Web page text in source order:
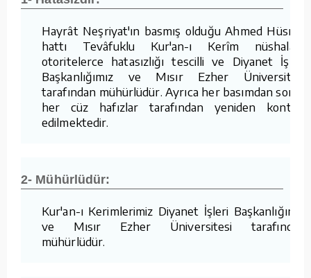
Hayrât Neşriyat'ın basmış olduğu Ahmed Hüsrev
hattı Tevâfuklu Kur'an-ı Kerîm nüshaları,
otoritelerce hatasızlığı tescilli ve Diyanet İşleri
Başkanlığımız ve Mısır Ezher Üniversitesi
tarafından mühürlüdür. Ayrıca her basımdan sonra
her cüz hafızlar tarafından yeniden kontrol
edilmektedir.
2- Mühürlüdür:
Kur'an-ı Kerimlerimiz Diyanet İşleri Başkanlığımız
ve Mısır Ezher Üniversitesi tarafından
mühürlüdür.